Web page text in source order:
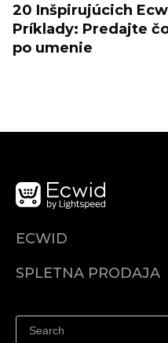
20 Inšpirujúcich
Príklady: Predajte
po umenie
ECWID
SPLETNA PRODAJA
Prodaja na Instagramu